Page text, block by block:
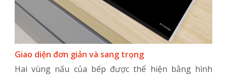
Giao diện đơn giản và sang trọng
Hai vùng nấu của bếp được thể hiện bằng hình